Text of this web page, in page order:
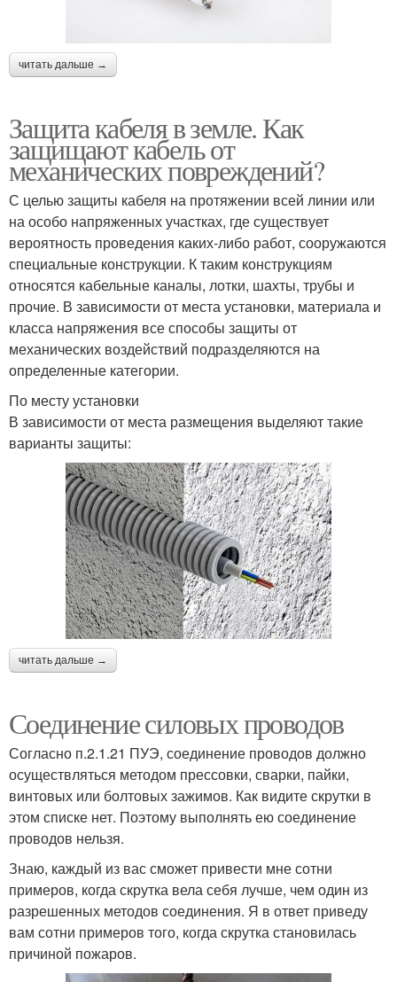
читать дальше →
Защита кабеля в земле. Как
защищают кабель от
механических повреждений?
С целью защиты кабеля на протяжении всей линии или
на особо напряженных участках, где существует
вероятность проведения каких-либо работ, сооружаются
специальные конструкции. К таким конструкциям
относятся кабельные каналы, лотки, шахты, трубы и
прочие. В зависимости от места установки, материала и
класса напряжения все способы защиты от
механических воздействий подразделяются на
определенные категории.
По месту установки
В зависимости от места размещения выделяют такие
варианты защиты:
читать дальше →
Соединение силовых проводов
Согласно п.2.1.21 ПУЭ, соединение проводов должно
осуществляться методом прессовки, сварки, пайки,
винтовых или болтовых зажимов. Как видите скрутки в
этом списке нет. Поэтому выполнять ею соединение
проводов нельзя.
Знаю, каждый из вас сможет привести мне сотни
примеров, когда скрутка вела себя лучше, чем один из
разрешенных методов соединения. Я в ответ приведу
вам сотни примеров того, когда скрутка становилась
причиной пожаров.